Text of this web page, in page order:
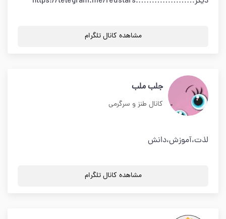
مشاهده کانال تلگرام
جلب ملب
کانال طنز و سرگرمی
لذت،آموزش،دانش
مشاهده کانال تلگرام